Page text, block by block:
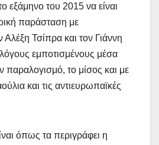
εξάμηνο του 2015 να είναι
παράσταση με
Τσίπρα και τον Γιάννη
εμποτισμένους μέσα
παραλογισμό, το μίσος και με
και τις αντιευρωπαϊκές
όπως τα περιγράφει η